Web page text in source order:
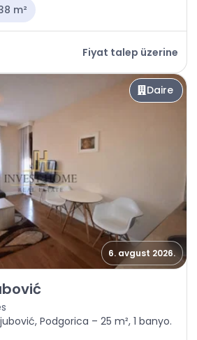
m²
Fiyat talep üzerine
Daire
6. avgust 2026.
Ljubović
Podgorica – 25 m², 1 banyo.